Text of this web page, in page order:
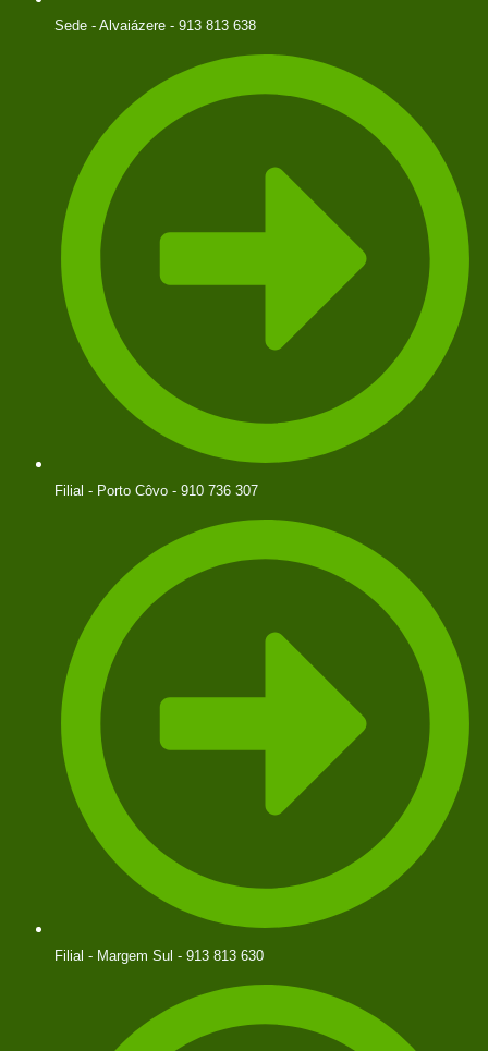
Sede - Alvaiázere - 913 813 638
Filial - Porto Côvo - 910 736 307
Filial - Margem Sul - 913 813 630​